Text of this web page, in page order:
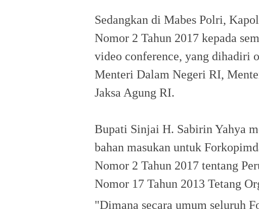
Sedangkan di Mabes Polri,
Nomor 2 Tahun 2017 kepada
video conference, yang dihadiri
Menteri Dalam Negeri RI,
Jaksa Agung RI.
Bupati Sinjai H. Sabirin Yahya
bahan masukan untuk
Nomor 2 Tahun 2017 tentang
Nomor 17 Tahun 2013 Tetang
"Dimana secara umum seluruh